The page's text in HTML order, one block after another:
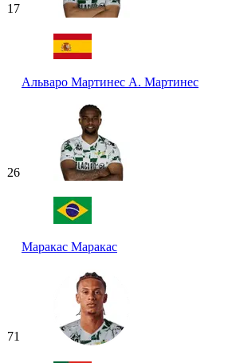
17
Альваро Мартинес А. Мартинес
26
Маракас Маракас
71